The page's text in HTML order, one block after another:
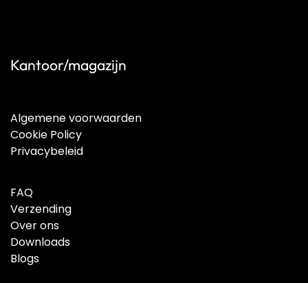
Kantoor/magazijn
Algemene voorwaarden
Cookie Policy
Privacybeleid
FAQ
Verzending
Over ons
Downloads
Blogs